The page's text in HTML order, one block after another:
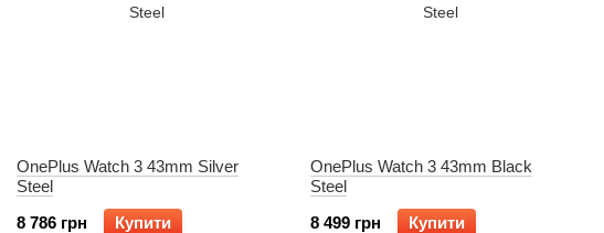
OnePlus Watch 3 43mm Silver
Steel
8 786 грн
Купити
OnePlus Watch 3 43mm Black
Steel
8 499 грн
Купити